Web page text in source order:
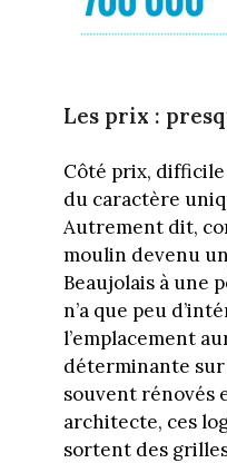
Les prix :
Côté prix,
du caractère
Autrement dit,
moulin devenu
Beaujolais à une
n’a que peu
l’emplacement
déterminante sur
souvent rénovés
architecte, ces
sortent des